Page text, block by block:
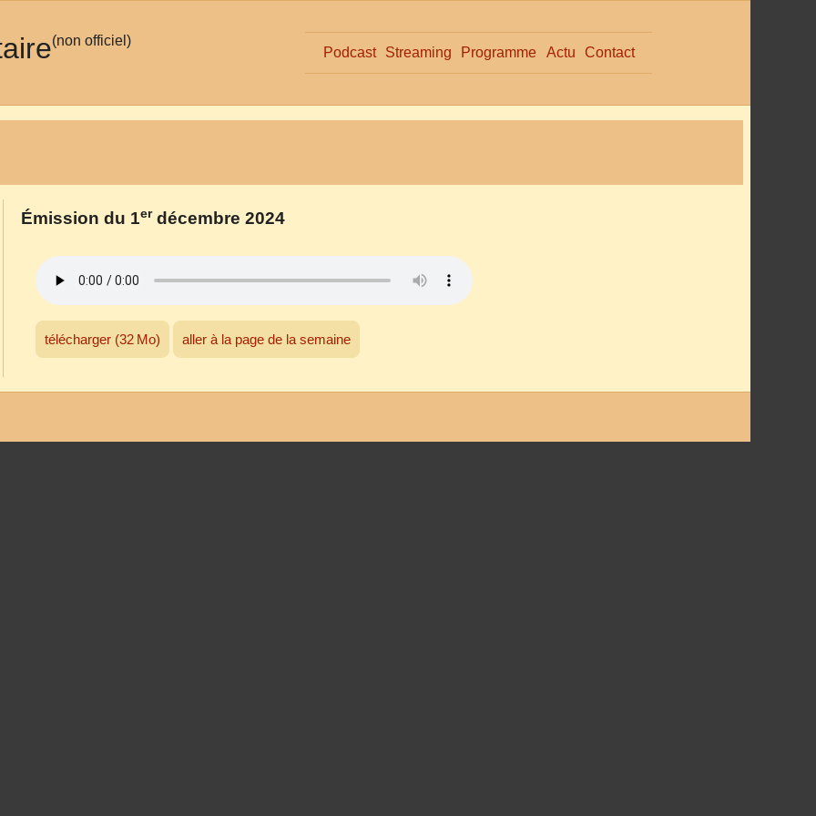
(non officiel)
Podcast Streaming Programme Actu Contact
Émission du 1erdécembre 2024
télécharger (32 Mo) aller à la page de la semaine